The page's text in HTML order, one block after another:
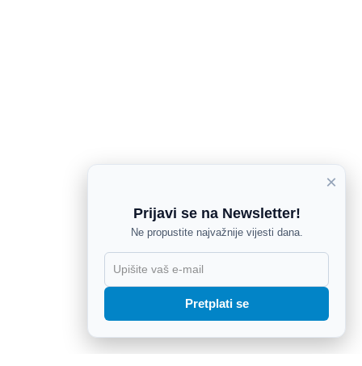
×
Prijavi se na Newsletter!
Ne propustite najvažnije vijesti dana.
Pretplati se